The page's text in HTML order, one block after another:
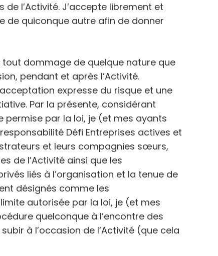
l’Activité. J’accepte librement et
de quiconque autre afin de donner
tout dommage de quelque nature que
pendant et après l’Activité.
expresse du risque et une
Par la présente, considérant
permise par la loi, je (et mes ayants
Défi Entreprises actives et
et leurs compagnies sœurs,
de l’Activité ainsi que les
liés à l’organisation et la tenue de
désignés comme les
autorisée par la loi, je (et mes
quelconque à l’encontre des
à l’occasion de l’Activité (que cela